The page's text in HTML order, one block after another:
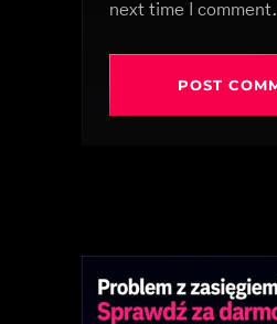
next time I comment.